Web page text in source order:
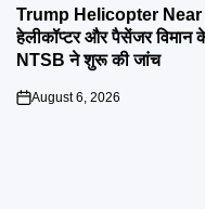
IN
Trump Helicopter Near
हेलीकॉप्टर और पैसेंजर विमान
NTSB ने शुरू की जांच
on
August 6, 2026